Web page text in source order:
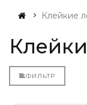
Клейкие
ФИЛЬТР